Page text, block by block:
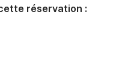
réservation :